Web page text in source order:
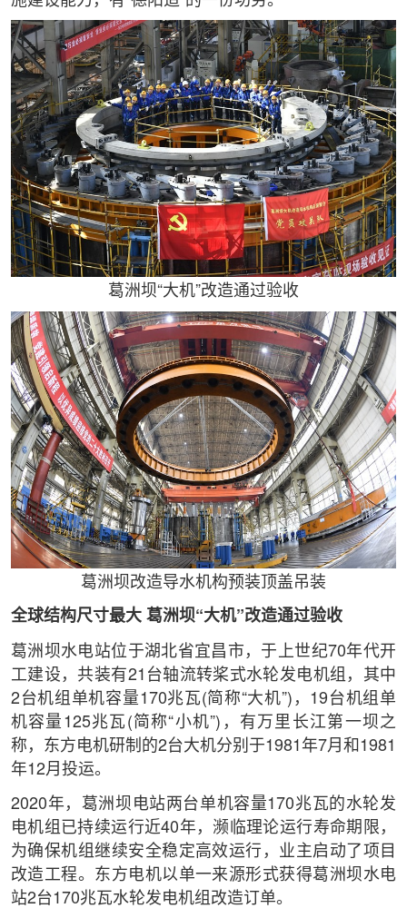
葛洲坝“大机”改造通过验收
葛洲坝改造导水机构预装顶盖吊装
全球结构尺寸最大 葛洲坝“大机”改造通过验收
葛洲坝水电站位于湖北省宜昌市，于上世纪70年代开
工建设，共装有21台轴流转桨式水轮发电机组，其中
2台机组单机容量170兆瓦(简称“大机”)，19台机组单
机容量125兆瓦(简称“小机”)，有万里长江第一坝之
称，东方电机研制的2台大机分别于1981年7月和1981
年12月投运。
2020年，葛洲坝电站两台单机容量170兆瓦的水轮发
电机组已持续运行近40年，濒临理论运行寿命期限，
为确保机组继续安全稳定高效运行，业主启动了项目
改造工程。东方电机以单一来源形式获得葛洲坝水电
站2台170兆瓦水轮发电机组改造订单。